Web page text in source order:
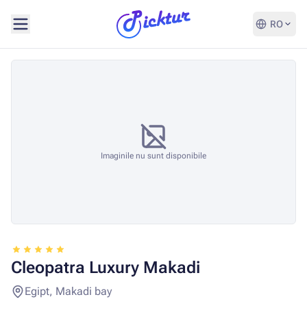
RO
Imaginile nu sunt disponibile
Cleopatra Luxury Makadi
Egipt, Makadi bay